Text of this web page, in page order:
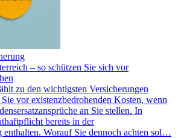
– so schützen Sie sich vor
zu den wichtigsten Versicherungen
vor existenzbedrohenden Kosten, wenn
an Sie stellen. In
bereits in der
enthalten. Worauf Sie dennoch achten sol…